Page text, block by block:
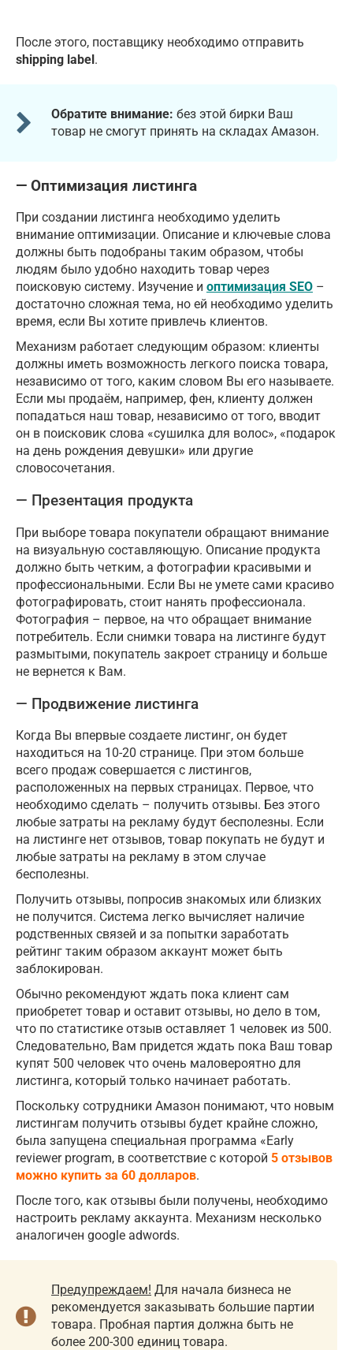
После этого, поставщику необходимо отправить
shipping label.
Обратите внимание: без этой бирки Ваш
товар не смогут принять на складах Амазон.
— Оптимизация листинга
При создании листинга необходимо уделить
внимание оптимизации. Описание и ключевые слова
должны быть подобраны таким образом, чтобы
людям было удобно находить товар через
поисковую систему. Изучение и оптимизация SEO –
достаточно сложная тема, но ей необходимо уделить
время, если Вы хотите привлечь клиентов.
Механизм работает следующим образом: клиенты
должны иметь возможность легкого поиска товара,
независимо от того, каким словом Вы его называете.
Если мы продаём, например, фен, клиенту должен
попадаться наш товар, независимо от того, вводит
он в поисковик слова «сушилка для волос», «подарок
на день рождения девушки» или другие
словосочетания.
— Презентация продукта
При выборе товара покупатели обращают внимание
на визуальную составляющую. Описание продукта
должно быть четким, а фотографии красивыми и
профессиональными. Если Вы не умете сами красиво
фотографировать, стоит нанять профессионала.
Фотография – первое, на что обращает внимание
потребитель. Если снимки товара на листинге будут
размытыми, покупатель закроет страницу и больше
не вернется к Вам.
— Продвижение листинга
Когда Вы впервые создаете листинг, он будет
находиться на 10-20 странице. При этом больше
всего продаж совершается с листингов,
расположенных на первых страницах. Первое, что
необходимо сделать – получить отзывы. Без этого
любые затраты на рекламу будут бесполезны. Если
на листинге нет отзывов, товар покупать не будут и
любые затраты на рекламу в этом случае
бесполезны.
Получить отзывы, попросив знакомых или близких
не получится. Система легко вычисляет наличие
родственных связей и за попытки заработать
рейтинг таким образом аккаунт может быть
заблокирован.
Обычно рекомендуют ждать пока клиент сам
приобретет товар и оставит отзывы, но дело в том,
что по статистике отзыв оставляет 1 человек из 500.
Следовательно, Вам придется ждать пока Ваш товар
купят 500 человек что очень маловероятно для
листинга, который только начинает работать.
Поскольку сотрудники Амазон понимают, что новым
листингам получить отзывы будет крайне сложно,
была запущена специальная программа «Early
reviewer program, в соответствие с которой 5 отзывов
можно купить за 60 долларов.
После того, как отзывы были получены, необходимо
настроить рекламу аккаунта. Механизм несколько
аналогичен google adwords.
Предупреждаем! Для начала бизнеса не
рекомендуется заказывать большие партии
товара. Пробная партия должна быть не
более 200-300 единиц товара.